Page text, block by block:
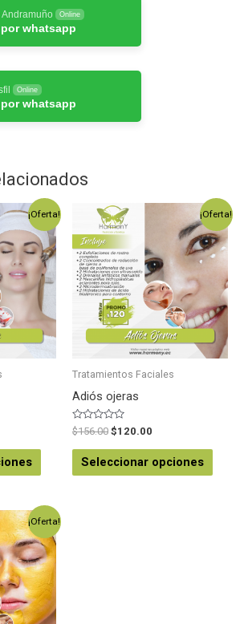
Online
whatsapp
Online
whatsapp
¡Oferta! ¡Oferta!
Tratamientos Faciales
Adiós ojeras
Valorado
en
0
de
$156.00 $120.00
Seleccionar opciones
¡Oferta!